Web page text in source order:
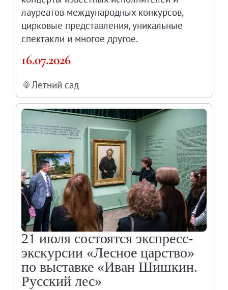
лауреатов международных конкурсов,
цирковые представления, уникальные
спектакли и многое другое.
16.07.2026
Летний сад
21 июля состоятся экспресс-
экскурсии «Лесное царство»
по выставке «Иван Шишкин.
Русский лес»